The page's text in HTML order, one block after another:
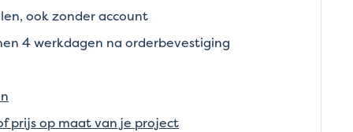
ook zonder account
4 werkdagen na orderbevestiging
prijs op maat van je project